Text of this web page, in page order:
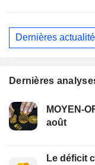
Dernières
Dernières
MOYEN-
août
Le déficit